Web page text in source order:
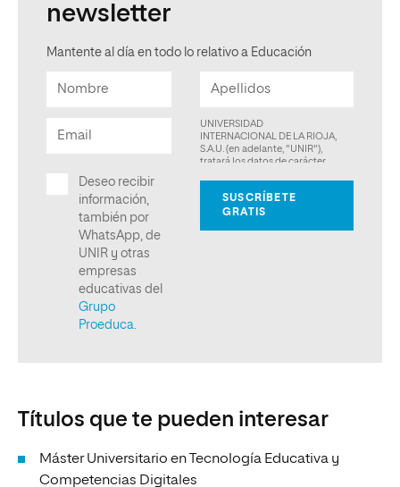
newsletter
Mantente al día en todo lo relativo a Educación
Títulos que te pueden interesar
Máster Universitario en Tecnología Educativa y
Competencias Digitales